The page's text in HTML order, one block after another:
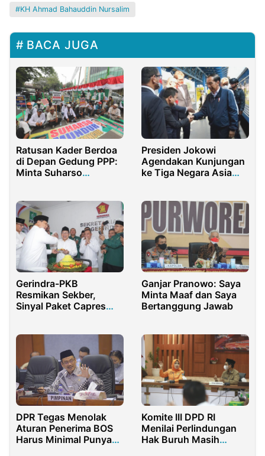
KH Ahmad Bahauddin Nursalim
BACA JUGA
Ratusan Kader Berdoa
di Depan Gedung PPP:
Minta Suharso
Presiden Jokowi
Agendakan Kunjungan
ke Tiga Negara Asia
Gerindra-PKB
Resmikan Sekber,
Sinyal Paket Capres
Ganjar Pranowo: Saya
Minta Maaf dan Saya
Bertanggung Jawab
DPR Tegas Menolak
Aturan Penerima BOS
Harus Minimal Punya
Komite III DPD RI
Menilai Perlindungan
Hak Buruh Masih